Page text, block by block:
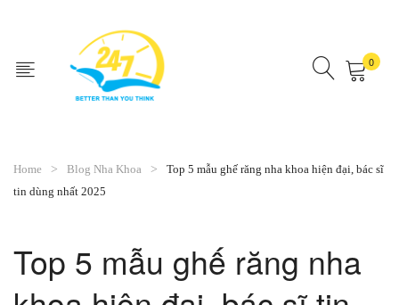
0
Home Blog Nha Khoa
Top 5 mẫu ghế răng nha khoa hiện đại, bác sĩ
tin dùng nhất 2025
Top 5 mẫu ghế răng nha